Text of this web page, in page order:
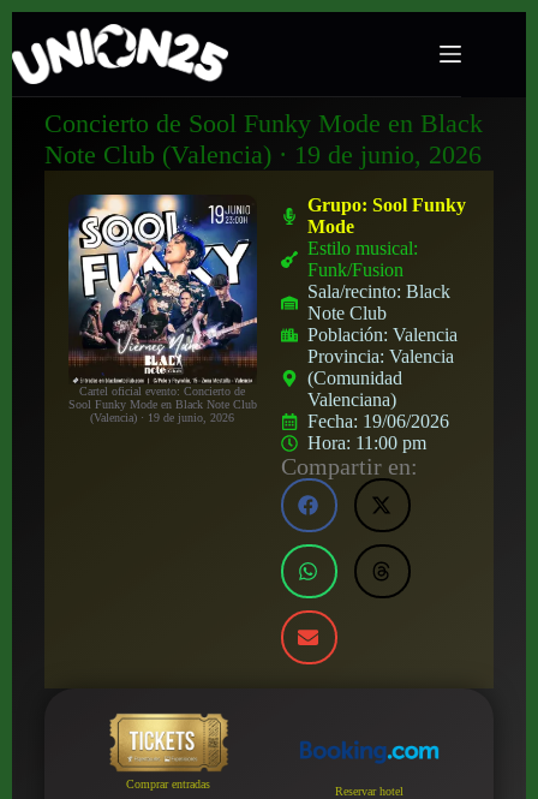
Concierto de Sool Funky Mode en Black
Note Club (Valencia) · 19 de junio, 2026
Cartel oficial evento: Concierto de
Sool Funky Mode en Black Note Club
(Valencia) · 19 de junio, 2026
Grupo:Sool Funky
Mode
Estilo musical:
Funk/Fusion
Sala/recinto:Black
Note Club
Población:Valencia
Provincia:Valencia
(Comunidad
Valenciana)
Fecha: 19/06/2026
Hora: 11:00 pm
Compartir en:
Comprar entradas
Reservar hotel